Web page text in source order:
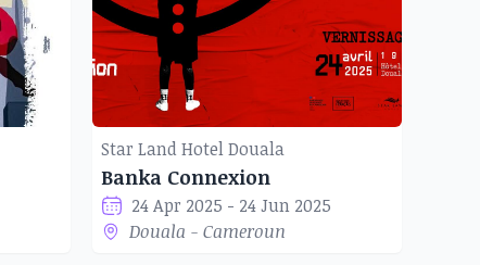
Star Land Hotel Douala
Banka Connexion
24 Apr 2025 - 24 Jun 2025
Douala - Cameroun